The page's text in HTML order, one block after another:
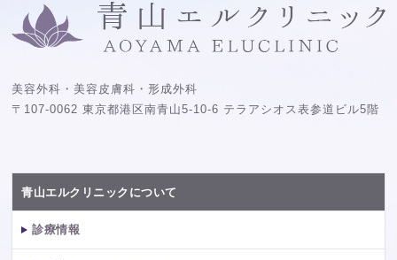
美容外科・美容皮膚科・形成外科
〒107-0062 東京都港区南青山5-10-6 テラアシオス表参道ビル5階
青山エルクリニックについて
診療情報